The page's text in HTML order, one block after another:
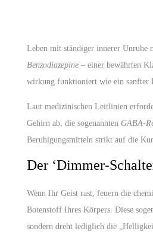
Leben mit ständiger innerer Unruhe
Benzodiazepine – einer bewährten
wirkung funktioniert wie ein sanfter
Laut medizinischen Leitlinien
Gehirn ab, die sogenannten GABA-
Beruhigungsmitteln strikt auf die
Der ‘Dimmer-
Wenn Ihr Geist rast, feuern die
Botenstoff Ihres Körpers. Diese
sondern dreht lediglich die